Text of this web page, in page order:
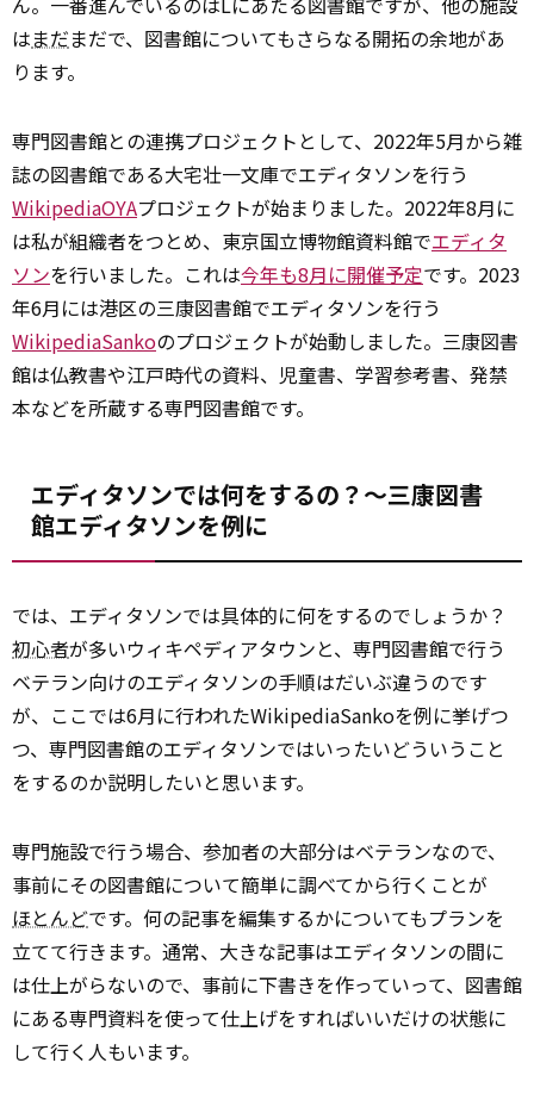
はまだまだで、図書館についてもさらなる開拓の余地があ
ります。
専門図書館との連携プロジェクトとして、2022年5月から雑
誌の図書館である大宅壮一文庫でエディタソンを行う
WikipediaOYAプロジェクトが始まりました。2022年8月に
は私が組織者をつとめ、東京国立博物館資料館でエディタ
ソンを行いました。これは今年も8月に開催予定です。2023
年6月には港区の三康図書館でエディタソンを行う
WikipediaSankoのプロジェクトが始動しました。三康図書
館は仏教書や江戸時代の資料、児童書、学習参考書、発禁
本などを所蔵する専門図書館です。
エディタソンでは何をするの？～三康図書
館エディタソンを例に
では、エディタソンでは具体的に何をするのでしょうか？
初心者が多いウィキペディアタウンと、専門図書館で行う
ベテラン向けのエディタソンの手順はだいぶ違うのです
が、ここでは6月に行われたWikipediaSankoを例に挙げつ
つ、専門図書館のエディタソンではいったいどういうこと
をするのか説明したいと思います。
専門施設で行う場合、参加者の大部分はベテランなので、
事前にその図書館について簡単に調べてから行くことが
ほとんどです。何の記事を編集するかについてもプランを
立てて行きます。通常、大きな記事はエディタソンの間に
は仕上がらないので、事前に下書きを作っていって、図書館
にある専門資料を使って仕上げをすればいいだけの状態に
して行く人もいます。